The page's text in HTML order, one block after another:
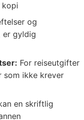
kopi
og
er gyldig
For reiseutgifter
som ikke krever
en skriftlig